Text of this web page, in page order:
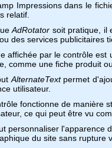
Impressions dans le
relatif.
AdRotator soit pratique, il
des services publicitaires
affichée par le contrôle
comme une fiche produit
AlternateTextpermet
utilisateur.
fonctionne de manière
ce qui peut être vu
personnaliser l'apparence
du site sans rupture